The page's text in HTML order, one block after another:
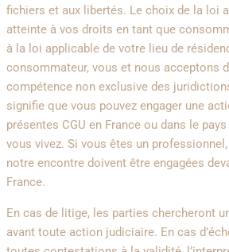
fichiers et aux libertés. Le choix de la loi
atteinte à vos droits en tant que
à la loi applicable de votre lieu de
consommateur, vous et nous acceptons
compétence non exclusive des
signifie que vous pouvez engager une
présentes CGU en France ou dans le pays
vous vivez. Si vous êtes un
notre encontre doivent être engagées
France.
En cas de litige, les parties chercheront
avant toute action judiciaire. En cas